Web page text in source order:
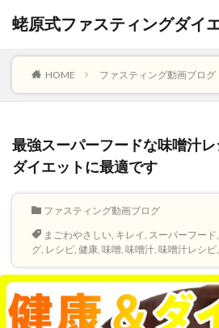
蛯原式ファスティングダイ
HOME ファスティング動画ブログ
最強スーパーフードな味噌汁レ
ダイエットに最適です
ファスティング動画ブログ
まごわやさしい, キレイ, スーパーフード,
グ, レシピ, 健康, 味噌, 味噌汁, 味噌汁レシピ,